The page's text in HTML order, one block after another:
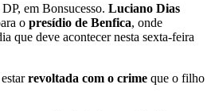
em Bonsucesso. Luciano Dias
o presídio de Benfica, onde
que deve acontecer nesta sexta-feira
revoltada com o crime que o filho